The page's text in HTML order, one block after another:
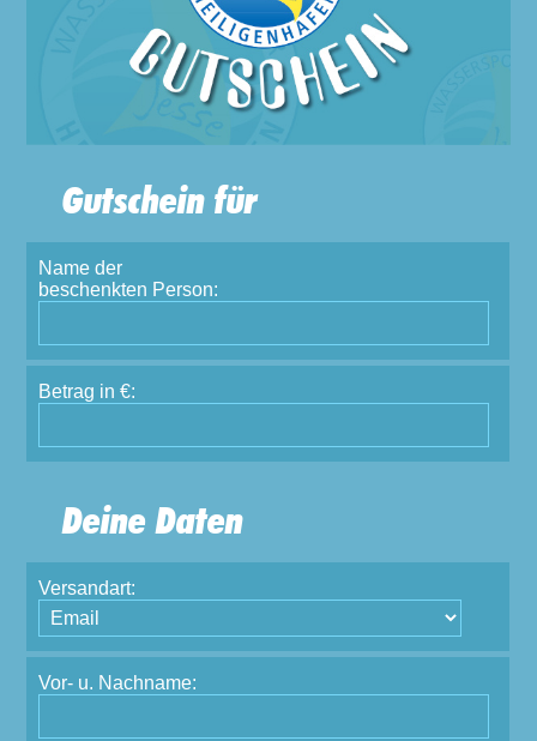
Gutschein für
Name der
beschenkten Person:
Betrag in €:
Deine Daten
Versandart:
Vor- u. Nachname: